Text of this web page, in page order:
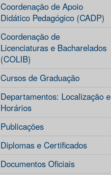
Coordenação de Apoio
Didático Pedagógico (CADP)
Coordenação de
Licenciaturas e Bacharelados
(COLIB)
Cursos de Graduação
Departamentos: Localização e
Horários
Publicações
Diplomas e Certificados
Documentos Oficiais